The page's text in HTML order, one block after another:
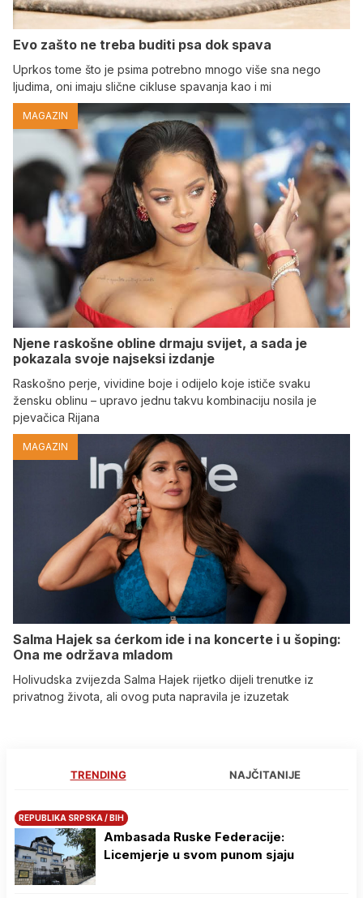
Evo zašto ne treba buditi psa dok spava
Uprkos tome što je psima potrebno mnogo više sna nego
ljudima, oni imaju slične cikluse spavanja kao i mi
MAGAZIN
Njene raskošne obline drmaju svijet, a sada je
pokazala svoje najseksi izdanje
Raskošno perje, vividine boje i odijelo koje ističe svaku
žensku oblinu – upravo jednu takvu kombinaciju nosila je
pjevačica Rijana
MAGAZIN
Salma Hajek sa ćerkom ide i na koncerte i u šoping:
Ona me održava mladom
Holivudska zvijezda Salma Hajek rijetko dijeli trenutke iz
privatnog života, ali ovog puta napravila je izuzetak
TRENDING NAJČITANIJE
REPUBLIKA SRPSKA / BIH
Ambasada Ruske Federacije:
Licemjerje u svom punom sjaju